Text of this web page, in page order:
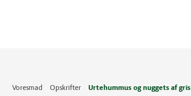
Voresmad Opskrifter Urtehummus og nuggets af gris